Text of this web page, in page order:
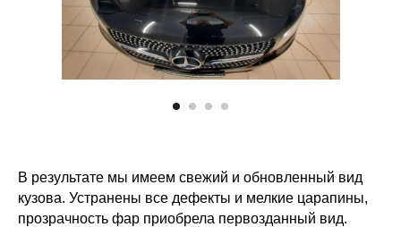
В результате мы имеем свежий и обновленный вид
кузова. Устранены все дефекты и мелкие царапины,
прозрачность фар приобрела первозданный вид.